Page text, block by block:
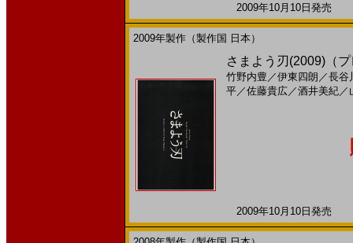
2009年10月10日発売
2009年製作（製作国 日本）
さまよう刃(2009)（
竹野内豊 ／伊東四朗 ／長谷
平／佐藤貴広／酒井美紀／
2009年10月10日発売